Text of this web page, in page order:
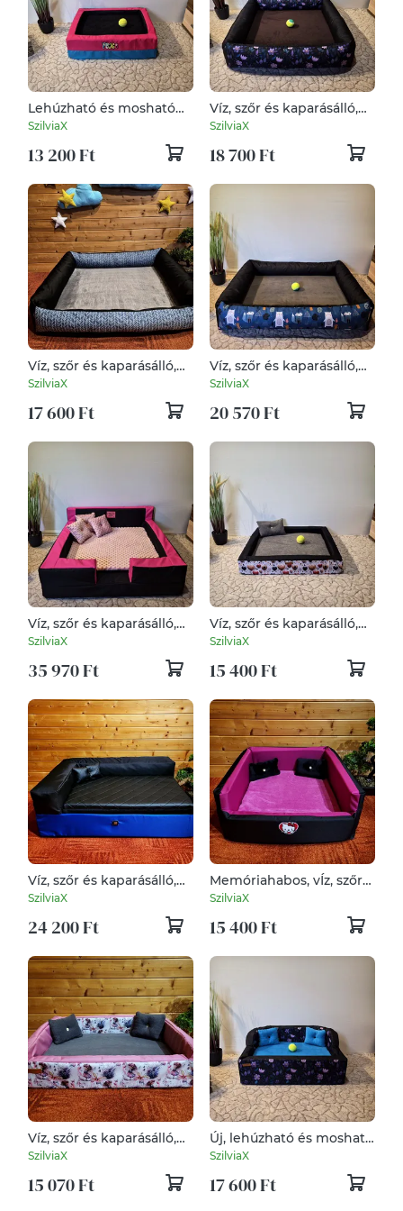
Lehúzható és mosható
víz, szőr és kaparásálló
SzilviaX
13 200 Ft
Víz, szőr és kaparásálló,
lehúzható és mosható
SzilviaX
18 700 Ft
Víz, szőr és kaparásálló,
lehúzható és mosható
SzilviaX
17 600 Ft
Víz, szőr és kaparásálló,
lehúzható és mosható
SzilviaX
20 570 Ft
Víz, szőr és kaparásálló,
lehúzható és mosható
SzilviaX
35 970 Ft
Víz, szőr és kaparásálló,
lehúzható és mosható
SzilviaX
15 400 Ft
Víz, szőr és kaparásálló,
lehúzható és mosható
SzilviaX
24 200 Ft
Memóriahabos, vÍz, szőr
és kaparásálló, lehúzható
kutyafekhely, kutyaágy
SzilviaX
15 400 Ft
Víz, szőr és kaparásálló,
lehúzható és mosható
SzilviaX
15 070 Ft
Új, lehúzható és mosható
víz, szőr és kaparásálló
SzilviaX
17 600 Ft